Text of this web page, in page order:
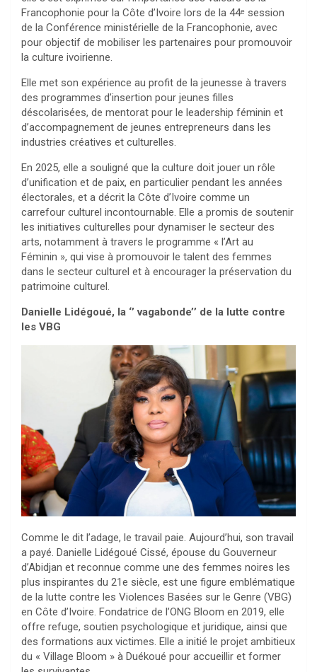
Francophonie pour la Côte d’Ivoire lors de la 44ᵉ session
de la Conférence ministérielle de la Francophonie, avec
pour objectif de mobiliser les partenaires pour promouvoir
la culture ivoirienne.
Elle met son expérience au profit de la jeunesse à travers
des programmes d’insertion pour jeunes filles
déscolarisées, de mentorat pour le leadership féminin et
d’accompagnement de jeunes entrepreneurs dans les
industries créatives et culturelles.
En 2025, elle a souligné que la culture doit jouer un rôle
d’unification et de paix, en particulier pendant les années
électorales, et a décrit la Côte d’Ivoire comme un
carrefour culturel incontournable. Elle a promis de soutenir
les initiatives culturelles pour dynamiser le secteur des
arts, notamment à travers le programme « l’Art au
Féminin », qui vise à promouvoir le talent des femmes
dans le secteur culturel et à encourager la préservation du
patrimoine culturel.
Danielle Lidégoué, la ‘’ vagabonde’’ de la lutte contre
les VBG
Comme le dit l’adage, le travail paie. Aujourd’hui, son travail
a payé. Danielle Lidégoué Cissé, épouse du Gouverneur
d’Abidjan et reconnue comme une des femmes noires les
plus inspirantes du 21e siècle, est une figure emblématique
de la lutte contre les Violences Basées sur le Genre (VBG)
en Côte d’Ivoire. Fondatrice de l’ONG Bloom en 2019, elle
offre refuge, soutien psychologique et juridique, ainsi que
des formations aux victimes. Elle a initié le projet ambitieux
du « Village Bloom » à Duékoué pour accueillir et former